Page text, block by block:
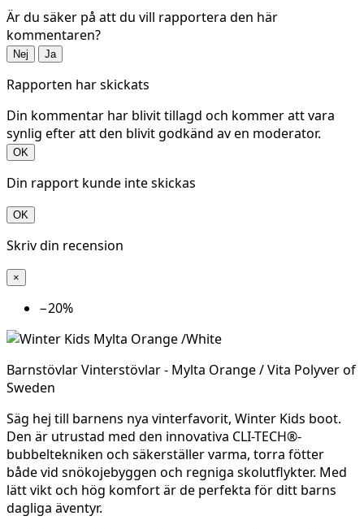
Är du säker på att du vill rapportera den här
kommentaren?
Nej Ja
Rapporten har skickats
Din kommentar har blivit tillagd och kommer att vara
synlig efter att den blivit godkänd av en moderator.
OK
Din rapport kunde inte skickas
OK
Skriv din recension
×
−20%
Barnstövlar Vinterstövlar - Mylta Orange / Vita Polyver of
Sweden
Säg hej till barnens nya vinterfavorit, Winter Kids boot.
Den är utrustad med den innovativa CLI-TECH®-
bubbeltekniken och säkerställer varma, torra fötter
både vid snökojebyggen och regniga skolutflykter. Med
lätt vikt och hög komfort är de perfekta för ditt barns
dagliga äventyr.